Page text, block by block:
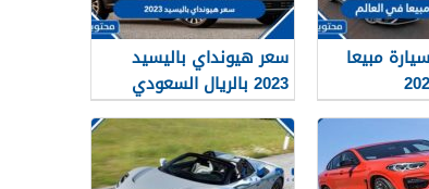
مبيعا
سعر هيونداي باليسيد
2023 بالريال السعودي